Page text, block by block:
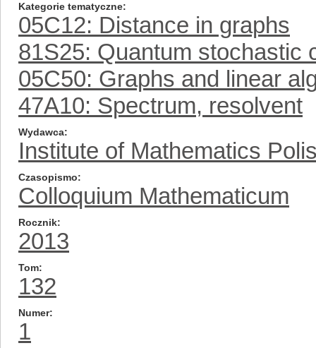
Kategorie tematyczne
05C12: Distance in graphs
81S25: Quantum stochastic
05C50: Graphs and linear
47A10: Spectrum, resolvent
Wydawca
Institute of Mathematics
Czasopismo
Colloquium Mathematicum
Rocznik
2013
Tom
132
Numer
1